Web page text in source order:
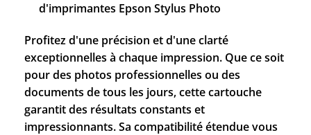
d'imprimantes Epson Stylus Photo
Profitez d'une précision et d'une clarté
exceptionnelles à chaque impression. Que ce soit
pour des photos professionnelles ou des
documents de tous les jours, cette cartouche
garantit des résultats constants et
impressionnants. Sa compatibilité étendue vous